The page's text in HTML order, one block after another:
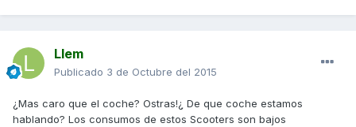
Llem
Publicado 3 de Octubre del 2015
¿Mas caro que el coche? Ostras!¿ De que coche estamos
hablando? Los consumos de estos Scooters son bajos